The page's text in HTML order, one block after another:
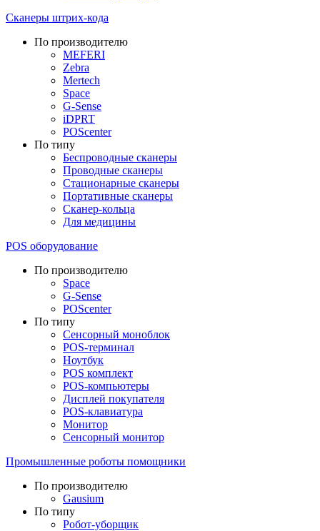
Сканеры штрих-кода
По производителю
MEFERI
Zebra
Mertech
Space
G-Sense
iDPRT
POScenter
По типу
Беспроводные сканеры
Проводные сканеры
Стационарные сканеры
Портативные сканеры
Сканер-кольца
Для медицины
POS оборудование
По производителю
Space
G-Sense
POScenter
По типу
Сенсорный моноблок
POS-терминал
Ноутбук
POS комплект
POS-компьютеры
Дисплей покупателя
POS-клавиатура
Монитор
Сенсорный монитор
Промышленные роботы помощники
По производителю
Gausium
По типу
Робот-уборщик